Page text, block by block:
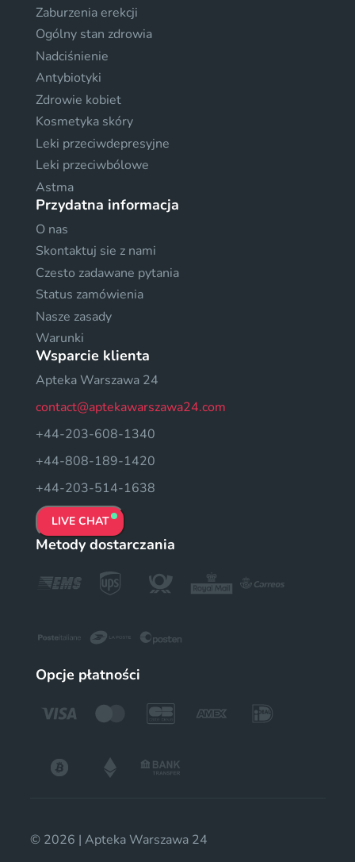
Zaburzenia erekcji
Ogólny stan zdrowia
Nadciśnienie
Antybiotyki
Zdrowie kobiet
Kosmetyka skóry
Leki przeciwdepresyjne
Leki przeciwbólowe
Astma
Przydatna informacja
O nas
Skontaktuj sie z nami
Czesto zadawane pytania
Status zamówienia
Nasze zasady
Warunki
Wsparcie klienta
Apteka Warszawa 24
contact@aptekawarszawa24.com
+44-203-608-1340
+44-808-189-1420
+44-203-514-1638
LIVE CHAT
Metody dostarczania
Opcje płatności
© 2026 | Apteka Warszawa 24